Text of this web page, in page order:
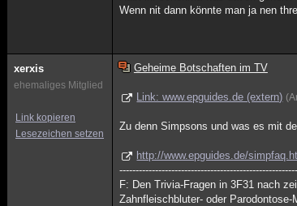
Wenn nit dann könnte man ja nen
xerxis
ehemaliges Mitglied
Link kopieren
Lesezeichen setzen
Geheime Botschaften im TV
Link: www.epguides.de (extern)
Zu denn Simpsons und was es mit
http://www.epguides.de/
F: Den Trivia-Fragen in 3F31 nach
Zahnfleischbluter- oder